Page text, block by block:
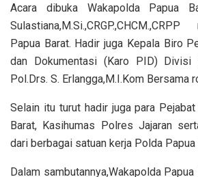
Acara dibuka Wakapolda Papua
Papua Barat. Hadir juga Kepala Biro
dan Dokumentasi (Karo PID) Divisi
Pol.Drs. S. Erlangga,M.I.Kom Bersama
Selain itu turut hadir juga para
Barat, Kasihumas Polres Jajaran
dari berbagai satuan kerja Polda Papua
Dalam sambutannya,Wakapolda